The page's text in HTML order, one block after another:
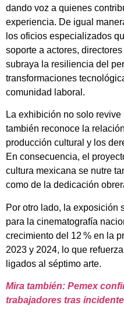
dando voz a quienes
experiencia. De igual
los oficios especializados
soporte a actores,
subraya la resiliencia del
transformaciones
comunidad laboral.
La exhibición no solo
también reconoce la
producción cultural y los
En consecuencia, el
cultura mexicana se nutre
como de la dedicación
Por otro lado, la exposición
para la cinematografía
crecimiento del 12 % en la
2023 y 2024, lo que
ligados al séptimo arte.
Mira también: Pemex
trabajadores tras